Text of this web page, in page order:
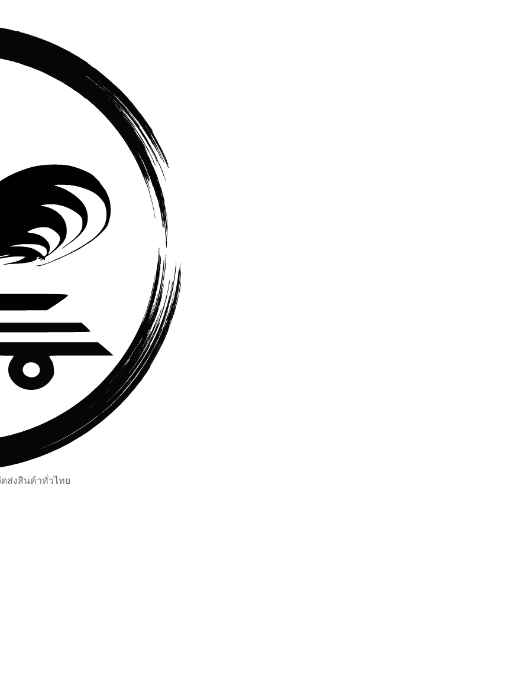
ส่งสินค้าทั่วไทย